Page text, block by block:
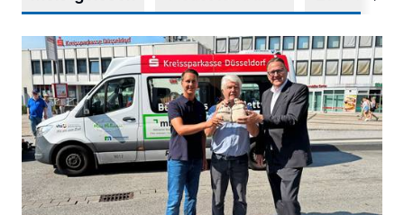
Starthilfe für den BürgerBus